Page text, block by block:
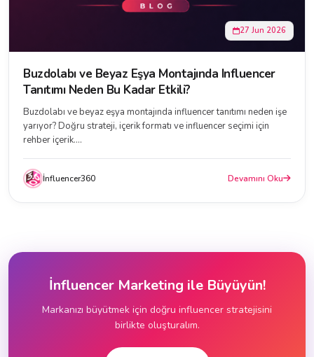
27 Jun 2026
Buzdolabı ve Beyaz Eşya Montajında Influencer
Tanıtımı Neden Bu Kadar Etkili?
Buzdolabı ve beyaz eşya montajında influencer tanıtımı neden işe
yarıyor? Doğru strateji, içerik formatı ve influencer seçimi için
rehber içerik....
İnfluencer360 Devamını Oku
İnfluencer Marketing ile Büyüyün!
Markanızı büyütmek için doğru influencer stratejisini
birlikte oluşturalım.